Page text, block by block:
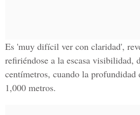
Es 'muy difícil ver con claridad',
refiriéndose a la escasa visibilidad,
centímetros, cuando la profundidad
1,000 metros.